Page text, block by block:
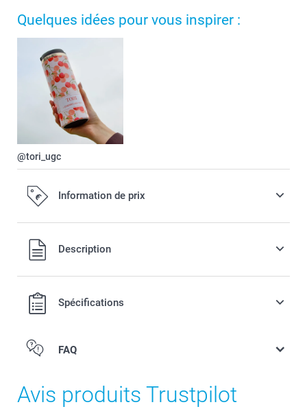
Quelques idées pour vous inspirer :
@tori_ugc
Information de prix
Tous les prix sont en EURO (€), TVA incluse et hors frais de
port.
Description
Spécifications
FAQ
Avis produits Trustpilot